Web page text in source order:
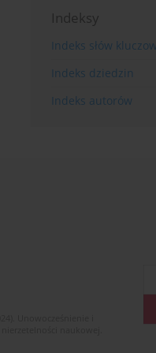
Indeksy
Indeks słów
Indeks dziedzin
Indeks autorów